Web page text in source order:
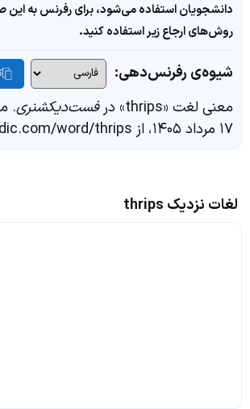
دانشجویان استفاده می‌شود، برای رفرنس به این
روش‌های ارجاع زیر استفاده کنید.
شیوه‌ی رفرنس‌دهی:
معنی لغت «thrips» در فست‌دیکشنری.
۱۷ مرداد ۱۴۰۵، از https://fastdic.com/word/thrips
لغات نزدیک thrips